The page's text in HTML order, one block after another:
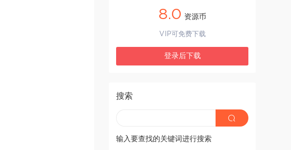
8.0 资源币
VIP可免费下载
登录后下载
搜索
输入要查找的关键词进行搜索